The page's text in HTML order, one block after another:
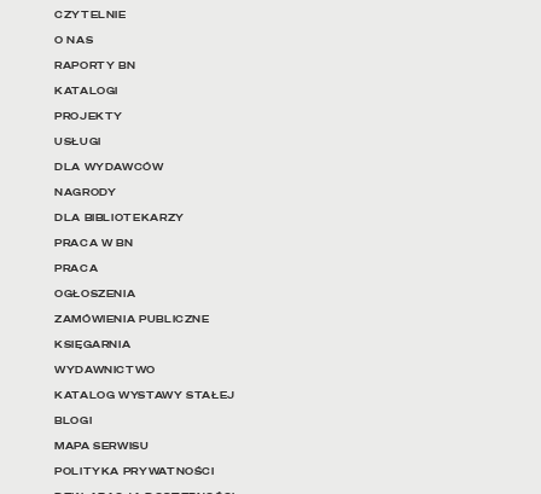
Linki do najważniejszych
CZYTELNIE
O NAS
RAPORTY BN
KATALOGI
PROJEKTY
USŁUGI
DLA WYDAWCÓW
NAGRODY
DLA BIBLIOTEKARZY
PRACA W BN
PRACA
OGŁOSZENIA
ZAMÓWIENIA PUBLICZNE
KSIĘGARNIA
WYDAWNICTWO
KATALOG WYSTAWY STAŁEJ
BLOGI
MAPA SERWISU
POLITYKA PRYWATNOŚCI